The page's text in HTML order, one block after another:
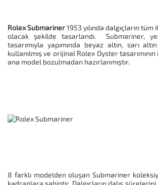
Rolex Submariner1953 yılında dalgıçların
olacak şekilde tasarlandı. Submariner,
tasarımıyla yapımında beyaz altın, sarı
kullanılmış ve orijinal Rolex Oyster
ana model bozulmadan hazırlanmıştır.
8 farklı modelden oluşan Submariner
kadranlara sahiptir. Dalgıçların dalış sürelerini,